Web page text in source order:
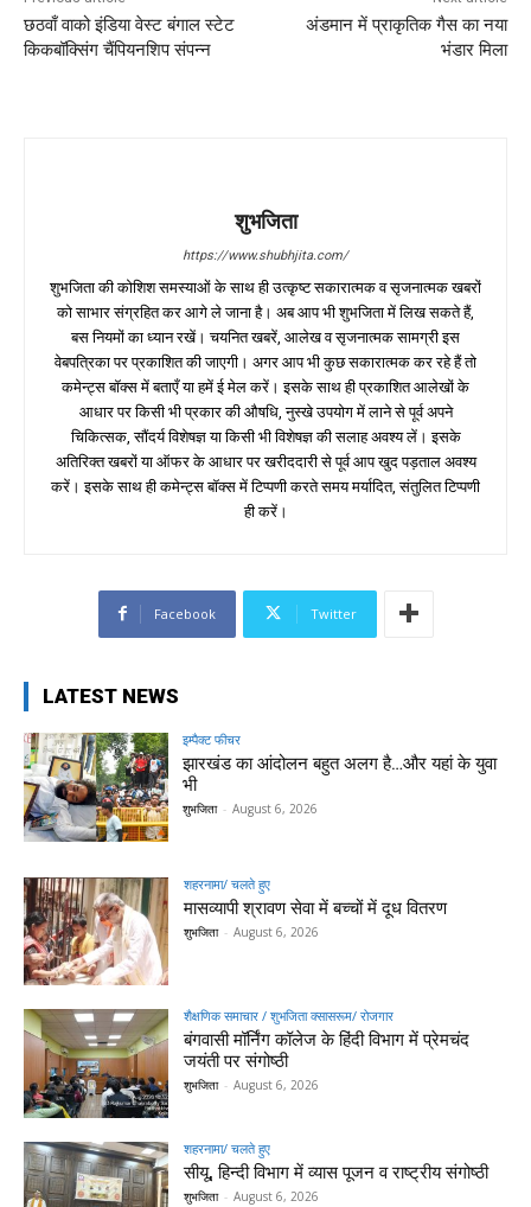
छठवाँ वाको इंडिया वेस्ट बंगाल स्टेट
किकबॉक्सिंग चैंपियनशिप संपन्न
अंडमान में प्राकृतिक गैस का नया
भंडार मिला
शुभजिता
https://www.shubhjita.com/
शुभजिता की कोशिश समस्याओं के साथ ही उत्कृष्ट सकारात्मक व सृजनात्मक खबरों
को साभार संग्रहित कर आगे ले जाना है। अब आप भी शुभजिता में लिख सकते हैं,
बस नियमों का ध्यान रखें। चयनित खबरें, आलेख व सृजनात्मक सामग्री इस
वेबपत्रिका पर प्रकाशित की जाएगी। अगर आप भी कुछ सकारात्मक कर रहे हैं तो
कमेन्ट्स बॉक्स में बताएँ या हमें ई मेल करें। इसके साथ ही प्रकाशित आलेखों के
आधार पर किसी भी प्रकार की औषधि, नुस्खे उपयोग में लाने से पूर्व अपने
चिकित्सक, सौंदर्य विशेषज्ञ या किसी भी विशेषज्ञ की सलाह अवश्य लें। इसके
अतिरिक्त खबरों या ऑफर के आधार पर खरीददारी से पूर्व आप खुद पड़ताल अवश्य
करें। इसके साथ ही कमेन्ट्स बॉक्स में टिप्पणी करते समय मर्यादित, संतुलित टिप्पणी
ही करें।
Facebook Twitter
LATEST NEWS
इम्पैक्ट फीचर
झारखंड का आंदोलन बहुत अलग है…और यहां के युवा
भी
शुभजिता - August 6, 2026
शहरनामा/ चलते हुए
मासव्यापी श्रावण सेवा में बच्चों में दूध वितरण
शुभजिता - August 6, 2026
शैक्षणिक समाचार / शुभजिता क्सासरूम/ रोजगार
बंगवासी मॉर्निंग कॉलेज के हिंदी विभाग में प्रेमचंद
जयंती पर संगोष्ठी
शुभजिता - August 6, 2026
शहरनामा/ चलते हुए
सीयू, हिन्दी विभाग में व्यास पूजन व राष्ट्रीय संगोष्ठी
शुभजिता - August 6, 2026